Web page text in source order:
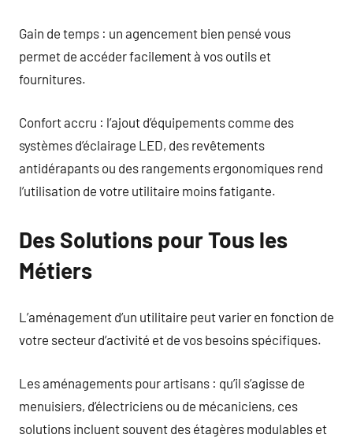
Gain de temps : un agencement bien pensé vous
permet de accéder facilement à vos outils et
fournitures.
Confort accru : l’ajout d’équipements comme des
systèmes d’éclairage LED, des revêtements
antidérapants ou des rangements ergonomiques rend
l’utilisation de votre utilitaire moins fatigante.
Des Solutions pour Tous les
Métiers
L’aménagement d’un utilitaire peut varier en fonction de
votre secteur d’activité et de vos besoins spécifiques.
Les aménagements pour artisans : qu’il s’agisse de
menuisiers, d’électriciens ou de mécaniciens, ces
solutions incluent souvent des étagères modulables et